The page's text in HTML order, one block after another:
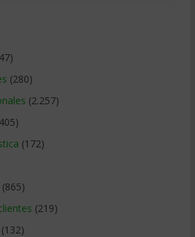
(280)
(2.257)
(172)
(865)
(219)
(132)